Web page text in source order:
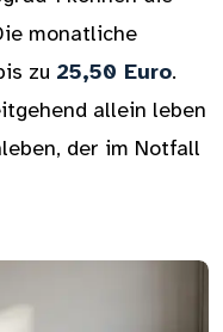
monatliche
zu 25,50 Euro.
allein leben
der im Notfall